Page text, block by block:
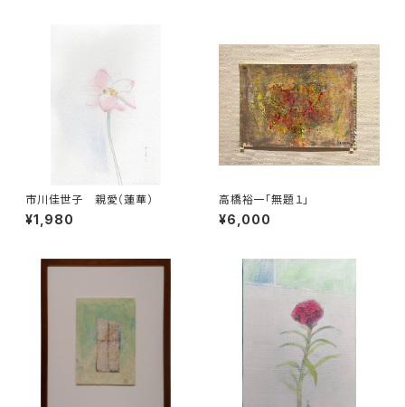
市川佳世子 親愛（蓮華）
¥1,980
高橋裕一「無題１」
¥6,000